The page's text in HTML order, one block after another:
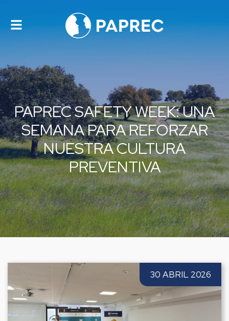
Alternar
navegación
PAPREC SAFETY WEEK: UNA
SEMANA PARA REFORZAR
NUESTRA CULTURA
PREVENTIVA
30 ABRIL 2026